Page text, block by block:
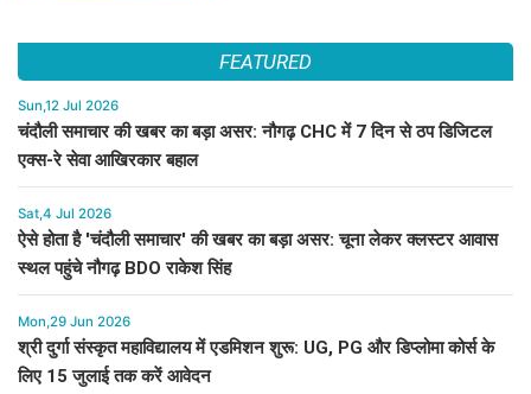
FEATURED
Sun,12 Jul 2026
चंदौली समाचार की खबर का बड़ा असर: नौगढ़ CHC में 7 दिन से ठप डिजिटल
एक्स-रे सेवा आखिरकार बहाल
Sat,4 Jul 2026
ऐसे होता है 'चंदौली समाचार' की खबर का बड़ा असर: चूना लेकर क्लस्टर आवास
स्थल पहुंचे नौगढ़ BDO राकेश सिंह
Mon,29 Jun 2026
श्री दुर्गा संस्कृत महाविद्यालय में एडमिशन शुरू: UG, PG और डिप्लोमा कोर्स के
लिए 15 जुलाई तक करें आवेदन